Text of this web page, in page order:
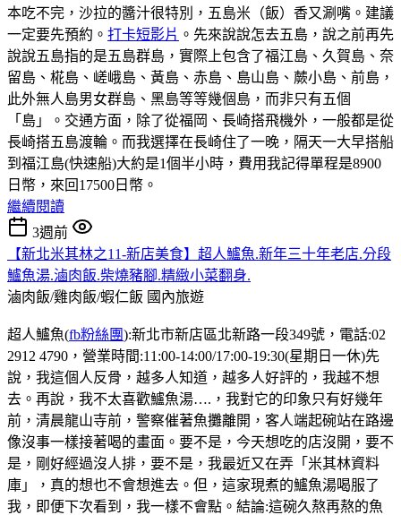
本吃不完，沙拉的醬汁很特別，五島米（飯）香又涮嘴。建議
一定要先預約。 打卡短影片 。先來說說怎去五島，說之前再先
說說五島指的是五島群島，實際上包含了福江島、久賀島、奈
留島、椛島、嵯峨島、黃島、赤島、島山島、蕨小島、前島，
此外無人島男女群島、黑島等等幾個島，而非只有五個
「島」。交通方面，除了從福岡、長崎搭飛機外，一般都是從
長崎搭五島渡輪。而我選擇在長崎住了一晚，隔天一大早搭船
到福江島(快速船)大約是1個半小時，費用我記得單程是8900
日幣，來回17500日幣。
繼續閱讀
3週前
【新北米其林之11-新店美食】超人鱸魚.新年三十年老店.分段
鱸魚湯.滷肉飯.柴燒豬腳.精緻小菜翻身.
滷肉飯/雞肉飯/蝦仁飯 國內旅遊
超人鱸魚(fb粉絲團):新北市新店區北新路一段349號，電話:02
2912 4790，營業時間:11:00-14:00/17:00-19:30(星期日一休)先
說，我這個人反骨，越多人知道，越多人好評的，我越不想
去。再說，我不太喜歡鱸魚湯….，我對它的印象只有好幾年
前，清晨龍山寺前，警察催著魚攤離開，客人端起碗站在路邊
像沒事一樣接著喝的畫面。要不是，今天想吃的店沒開，要不
是，剛好經過沒人排，要不是，我最近又在弄「米其林資料
庫」，真的想也不會想進去。但，這家現煮的鱸魚湯喝服了
我，即便下次看到，我一樣不會點。結論:這碗久熬再熬的魚